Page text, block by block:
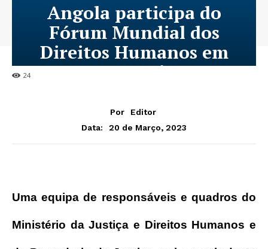
24
Angola participa do
Fórum Mundial dos
Direitos Humanos em
Buenos Aires
Por
Editor
Data:
20 de Março, 2023
Uma equipa de responsáveis e quadros do
Ministério da Justiça e Direitos Humanos e